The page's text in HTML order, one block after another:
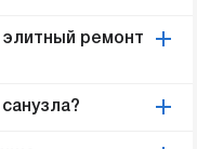
ремонт